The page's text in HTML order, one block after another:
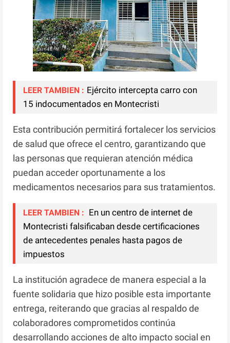
LEER TAMBIEN : Ejército intercepta carro con
15 indocumentados en Montecristi
Esta contribución permitirá fortalecer los servicios
de salud que ofrece el centro, garantizando que
las personas que requieran atención médica
puedan acceder oportunamente a los
medicamentos necesarios para sus tratamientos.
LEER TAMBIEN : En un centro de internet de
Montecristi falsificaban desde certificaciones
de antecedentes penales hasta pagos de
impuestos
La institución agradece de manera especial a la
fuente solidaria que hizo posible esta importante
entrega, reiterando que gracias al respaldo de
colaboradores comprometidos continúa
desarrollando acciones de alto impacto social en